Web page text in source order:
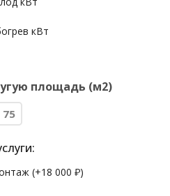
кВт
площадь (м2)
75
(+18 000 ₽)